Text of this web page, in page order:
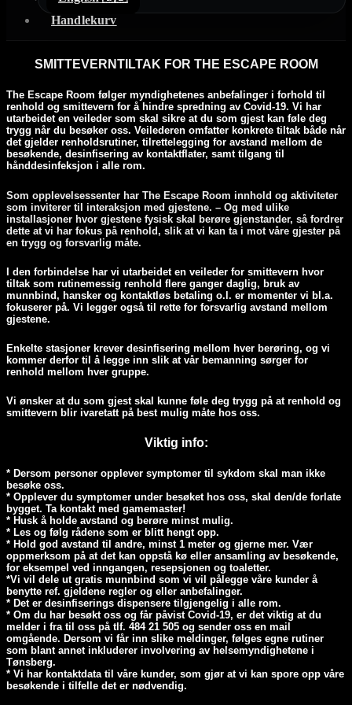
Handlekurv
SMITTEVERNTILTAK FOR THE ESCAPE ROOM
The Escape Room følger myndighetenes anbefalinger i forhold til
renhold og smittevern for å hindre spredning av Covid-19. Vi har
utarbeidet en veileder som skal sikre at du som gjest kan føle deg
trygg når du besøker oss. Veilederen omfatter konkrete tiltak både når
det gjelder renholdsrutiner, tilrettelegging for avstand mellom de
besøkende, desinfisering av kontaktflater, samt tilgang til
hånddesinfeksjon i alle rom.
Som opplevelsessenter har The Escape Room innhold og aktiviteter
som inviterer til interaksjon med gjestene. – Og med ulike
installasjoner hvor gjestene fysisk skal berøre gjenstander, så fordrer
dette at vi har fokus på renhold, slik at vi kan ta i mot våre gjester på
en trygg og forsvarlig måte.
I den forbindelse har vi utarbeidet en veileder for smittevern hvor
tiltak som rutinemessig renhold flere ganger daglig, bruk av
munnbind, hansker og kontaktløs betaling o.l. er momenter vi bl.a.
fokuserer på. Vi legger også til rette for forsvarlig avstand mellom
gjestene.
Enkelte stasjoner krever desinfisering mellom hver berøring, og vi
kommer derfor til å legge inn slik at vår bemanning sørger for
renhold mellom hver gruppe.
Vi ønsker at du som gjest skal kunne føle deg trygg på at renhold og
smittevern blir ivaretatt på best mulig måte hos oss.
Viktig info:
* Dersom personer opplever symptomer til sykdom skal man ikke
besøke oss.
* Opplever du symptomer under besøket hos oss, skal den/de forlate
bygget. Ta kontakt med gamemaster!
* Husk å holde avstand og berøre minst mulig.
* Les og følg rådene som er blitt hengt opp.
* Hold god avstand til andre, minst 1 meter og gjerne mer. Vær
oppmerksom på at det kan oppstå kø eller ansamling av besøkende,
for eksempel ved inngangen, resepsjonen og toaletter.
*Vi vil dele ut gratis munnbind som vi vil pålegge våre kunder å
benytte ref. gjeldene regler og eller anbefalinger.
* Det er desinfiserings dispensere tilgjengelig i alle rom.
* Om du har besøkt oss og får påvist Covid-19, er det viktig at du
melder i fra til oss på tlf. 484 21 505 og sender oss en mail
omgående. Dersom vi får inn slike meldinger, følges egne rutiner
som blant annet inkluderer involvering av helsemyndighetene i
Tønsberg.
* Vi har kontaktdata til våre kunder, som gjør at vi kan spore opp våre
besøkende i tilfelle det er nødvendig.